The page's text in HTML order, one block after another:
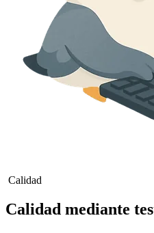
Calidad
Calidad mediante